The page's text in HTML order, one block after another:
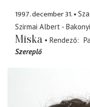
1997. december 31.
Szirmai Albert -
Miska
Rendező
Szereplő